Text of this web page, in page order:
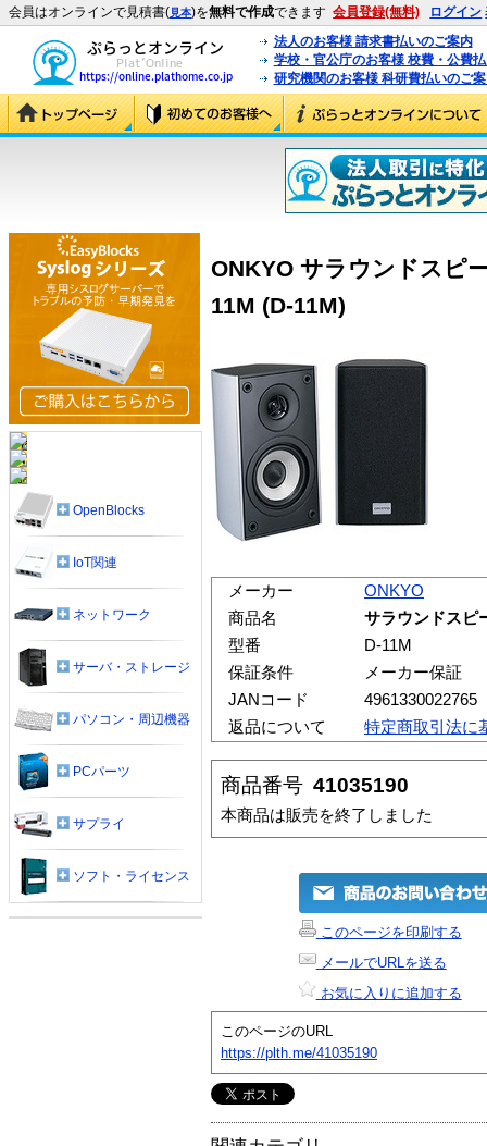
会員はオンラインで見積書(見本)を無料で作成できます 会員登録(無料) ログイン
法人のお客様 請求書払いのご案内
学校・官公庁のお客様 校費・公費
研究機関のお客様 科研費払いのご
ONKYO サラウンドスピ
11M (D-11M)
メーカー
ONKYO
商品名
サラウンドスピ
型番
D-11M
保証条件
メーカー保証
JANコード
4961330022765
返品について
特定商取引法に
商品番号 41035190
本商品は販売を終了しました
このページを印刷する
メールでURLを送る
お気に入りに追加する
このページのURL
https://plth.me/41035190
OpenBlocks
IoT関連
ネットワーク
サーバ・ストレージ
パソコン・周辺機器
PCパーツ
サプライ
ソフト・ライセンス